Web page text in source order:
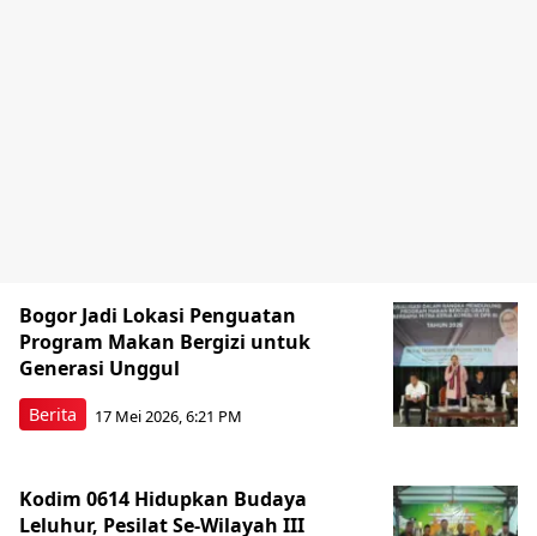
Berita
Bogor Jadi Lokasi Penguatan
Program Makan Bergizi untuk
Generasi Unggul
17 Mei 2026, 6:21 PM
Kodim 0614 Hidupkan Budaya
Leluhur, Pesilat Se-Wilayah III